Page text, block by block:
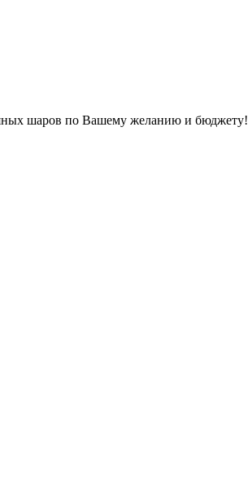
шаров по Вашему желанию и бюджету!